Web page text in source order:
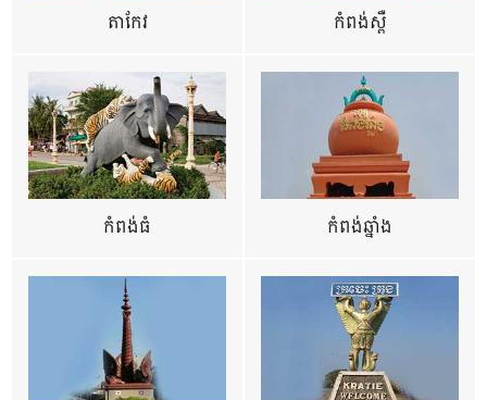
តាកែវ កំពង់ស្ពឺ
កំពង់ធំ កំពង់ឆ្នាំង